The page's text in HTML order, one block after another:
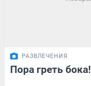
РАЗВЛЕЧЕНИЯ
Пора греть бока!